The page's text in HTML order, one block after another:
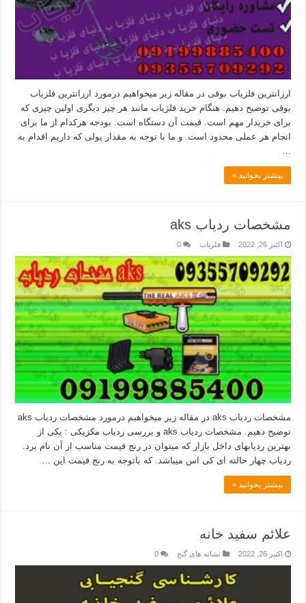
ارزانترین فلزیاب بوقی در مقاله زیر میخواهیم درمورد ارزانترین فلزیاب
بوقی توضیح دهیم. هنگام خرید فلزیاب مانند هر چیز دیگری اولین چیزی که
برای خریدار مهم است. قیمت آن دستگاه است. بودجه هرکدام از ما برای
انجام هر عملی محدود است. و ما با توجه به مقدار پولی که داریم اقدام به
بیشتر بخوانید »
مشخصات ردیاب aks
اکتبر 26, 2022 فلزیاب 0
مشخصات ردیاب aks در مقاله زیر میخواهیم درمورد مشخصات ردیاب aks
توضیح دهیم. مشخصات ردیاب aks و بررسی ردیاب مکزیکی : یکی از
بهترین ردیابهای داخل بازار که میتوان در رنج قیمت مناسب از آن نام برد.
ردیاب چهار حالته ای کی اس میباشد. که باتوجه به رنج قیمت این …
بیشتر بخوانید »
علائم سفید خانه
اکتبر 26, 2022 نشانه های گنج 0